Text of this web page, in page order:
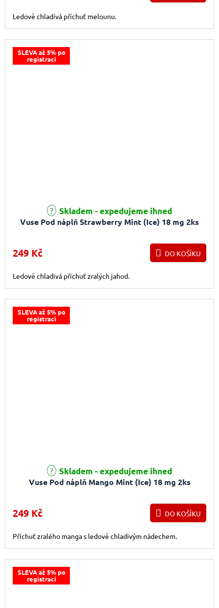
Ledově chladivá příchuť melounu.
SLEVA až 5% po
registraci
Vuse Pod náplň Strawberry Mint (Ice) 18 mg 2ks
Skladem - expedujeme ihned
249 Kč DO KOŠÍKU
Ledově chladivá příchuť zralých jahod.
SLEVA až 5% po
registraci
Vuse Pod náplň Mango Mint (Ice) 18 mg 2ks
Průměrné hodnocení produktu je 1,0 z 5 hvězdiček.
Skladem - expedujeme ihned
249 Kč DO KOŠÍKU
Příchuť zralého manga s ledově chladivým nádechem.
SLEVA až 5% po
registraci